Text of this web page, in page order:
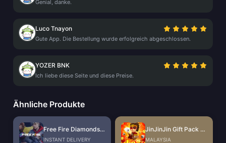
Genial, danke.
Luco Tnayon
Gute App. Die Bestellung wurde erfolgreich abgeschlossen.
YOZER BNK
Ich liebe diese Seite und diese Preise.
Ähnliche Produkte
Free Fire Diamonds EU + TR
INSTANT DELIVERY
JinJinJin Gift Pack Redeem Code
MALAYSIA